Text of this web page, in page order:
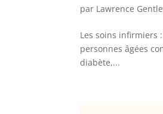
par Lawrence
Les soins infirmiers
personnes âgées
diabète,...